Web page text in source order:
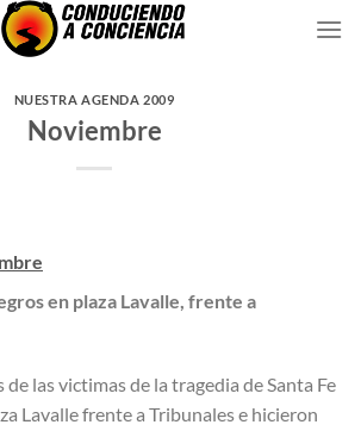
NUESTRA AGENDA 2009
Noviembre
en plaza Lavalle, frente a
de las victimas de la tragedia de Santa Fe
Lavalle frente a Tribunales e hicieron